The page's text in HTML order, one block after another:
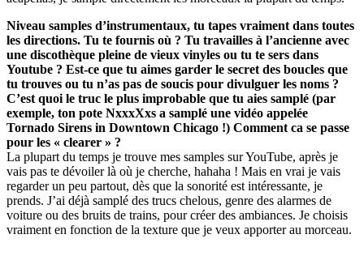
Niveau samples d’instrumentaux, tu tapes vraiment dans toutes
les directions. Tu te fournis où ? Tu travailles à l’ancienne avec
une discothèque pleine de vieux vinyles ou tu te sers dans
Youtube ? Est-ce que tu aimes garder le secret des boucles que
tu trouves ou tu n’as pas de soucis pour divulguer les noms ?
C’est quoi le truc le plus improbable que tu aies samplé (par
exemple, ton pote NxxxXxs a samplé une vidéo appelée
Tornado Sirens in Downtown Chicago !) Comment ca se passe
pour les « clearer » ?
La plupart du temps je trouve mes samples sur YouTube, après je
vais pas te dévoiler là où je cherche, hahaha ! Mais en vrai je vais
regarder un peu partout, dès que la sonorité est intéressante, je
prends. J’ai déjà samplé des trucs chelous, genre des alarmes de
voiture ou des bruits de trains, pour créer des ambiances. Je choisis
vraiment en fonction de la texture que je veux apporter au morceau.